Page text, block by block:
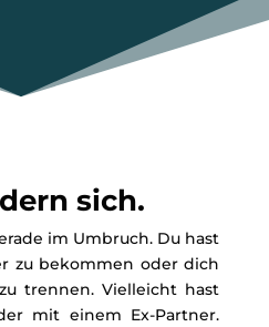
sich.
im Umbruch. Du hast
zu bekommen oder dich
trennen. Vielleicht hast
mit einem Ex-Partner.